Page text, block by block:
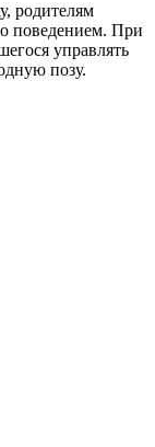
родителям
поведением. При
управлять
позу.